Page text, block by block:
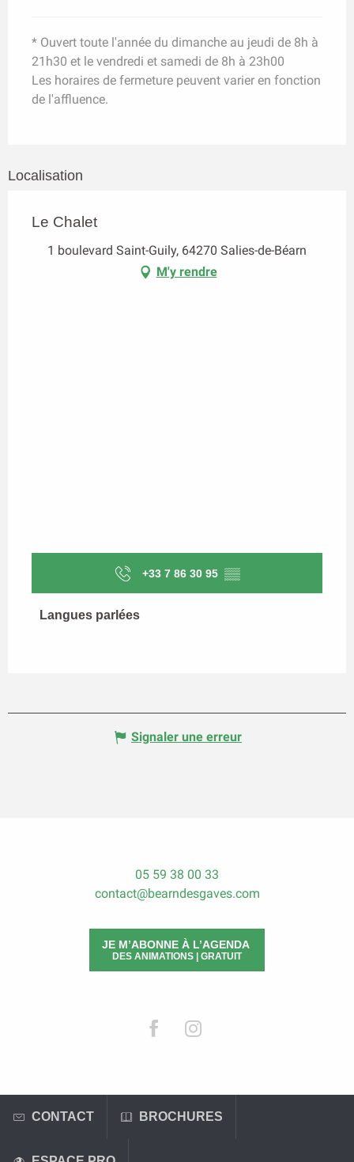
* Ouvert toute l'année du dimanche au jeudi de 8h à
21h30 et le vendredi et samedi de 8h à 23h00
Les horaires de fermeture peuvent varier en fonction
de l'affluence.
Localisation
Le Chalet
1 boulevard Saint-Guily, 64270 Salies-de-Béarn
M'y rendre
+33 7 86 30 95 ▒▒
Langues parlées
Langues parlées
Signaler une erreur
05 59 38 00 33
contact@bearndesgaves.com
JE M’ABONNE À L’AGENDA
DES ANIMATIONS | GRATUIT
CONTACT BROCHURES